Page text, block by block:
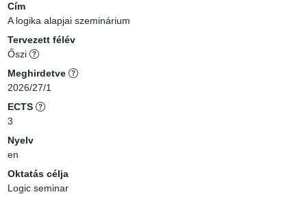
Cím
A logika alapjai szeminárium
Tervezett félév
Őszi
Meghirdetve
2026/27/1
ECTS
3
Nyelv
en
Oktatás célja
Logic seminar